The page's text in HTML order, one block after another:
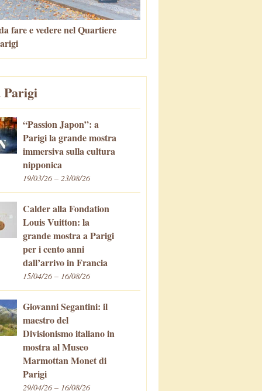
fare e vedere nel Quartiere
Parigi
“Passion Japon”: a
Parigi la grande mostra
immersiva sulla cultura
nipponica
19/03/26 – 23/08/26
Calder alla Fondation
Louis Vuitton: la
grande mostra a Parigi
per i cento anni
dall’arrivo in Francia
15/04/26 – 16/08/26
Giovanni Segantini: il
maestro del
Divisionismo italiano in
mostra al Museo
Marmottan Monet di
Parigi
29/04/26 – 16/08/26